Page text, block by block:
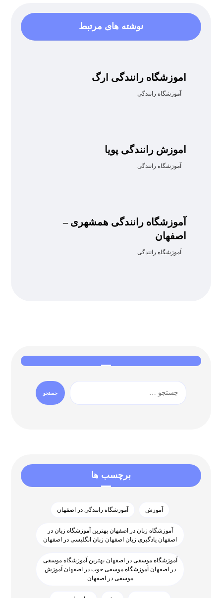
نوشته های مرتبط
اموزشگاه رانندگی ارگ
آموزشگاه رانندگی
اموزش رانندگی پویا
آموزشگاه رانندگی
آموزشگاه رانندگی همشهری –
اصفهان
آموزشگاه رانندگی
برچسب ها
آموزش آموزشگاه رانندگی در اصفهان
آموزشگاه زبان در اصفهان بهترین آموزشگاه زبان در
اصفهان یادگیری زبان اصفهان زبان انگلیسی در اصفهان
آموزشگاه موسقی در اصفهان بهترین آموزشگاه موسقی
در اصفهان آموزشگاه موسقی خوب در اصفهان آموزش
موسقی در اصفهان